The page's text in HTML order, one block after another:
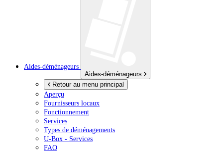
Aides-déménageurs
Aides-déménageurs
Retour au menu principal
Aperçu
Fournisseurs locaux
Fonctionnement
Services
Types de déménagements
U-Box - Services
FAQ